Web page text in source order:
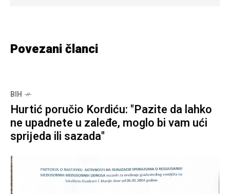
Povezani članci
BIH
Hurtić poručio Kordiću: "Pazite da lahko
ne upadnete u zaleđe, moglo bi vam ući
sprijeda ili sazada"